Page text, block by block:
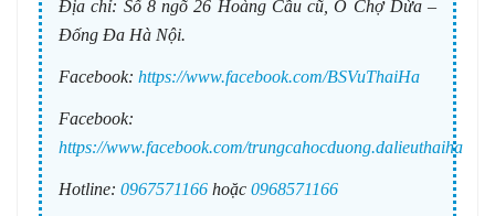
Địa chỉ: Số 8 ngõ 26 Hoàng Cầu cũ, Ô Chợ Dừa –
Đống Đa Hà Nội.
Facebook: https://www.facebook.com/BSVuThaiHa
Facebook:
https://www.facebook.com/trungcahocduong.dalieuthaiha
Hotline: 0967571166 hoặc 0968571166